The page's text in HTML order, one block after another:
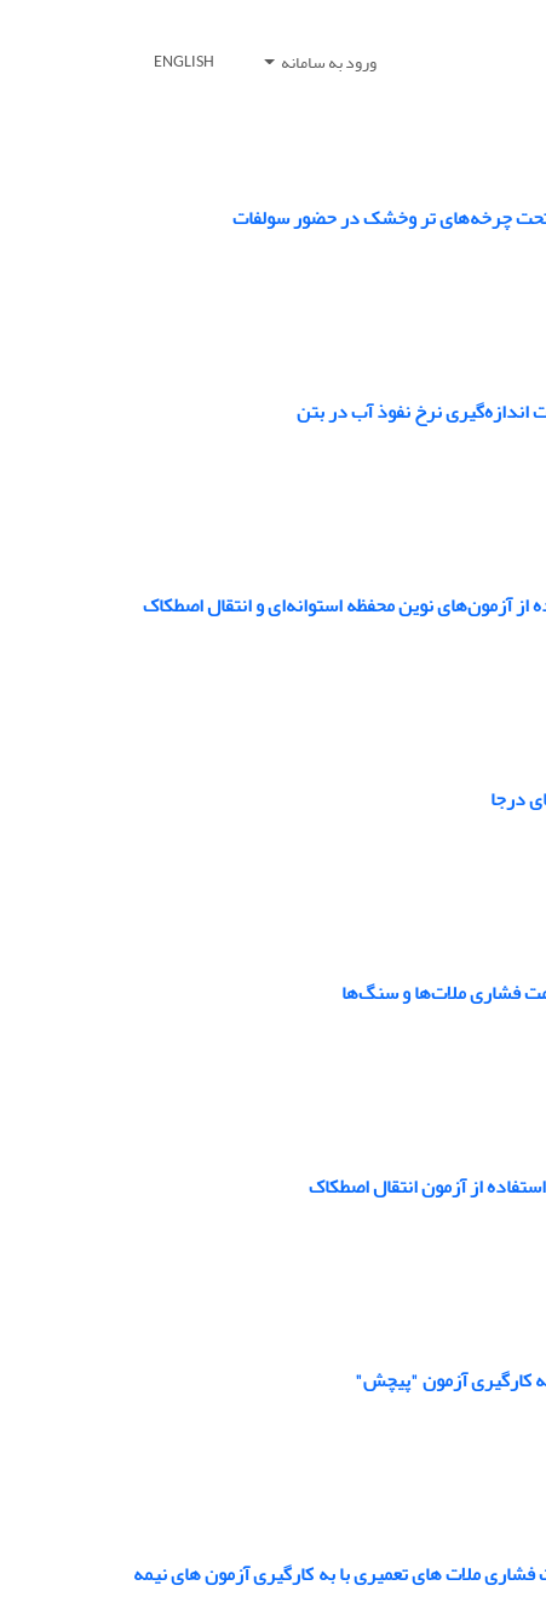
ورود به سامانه ENGLISH
تحت چرخه‌های تر وخشک در حضور سولفات
نرخ نفوذ آب در بتن
آزمون‌های نوین محفظه استوانه‌ای و انتقال اصطکاک
درجا
فشاری ملات‌ها و سنگ‌ها
از آزمون انتقال اصطکاک
کارگیری آزمون "پیچش"
فشاری ملات های تعمیری با به کارگیری آزمون های نیمه